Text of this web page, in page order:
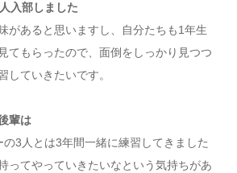
入部しました
があると思いますし、自分たちも1年生
てもらったので、面倒をしっかり見つつ
していきたいです。
輩は
3人とは3年間一緒に練習してきました
ってやっていきたいなという気持ちがあ